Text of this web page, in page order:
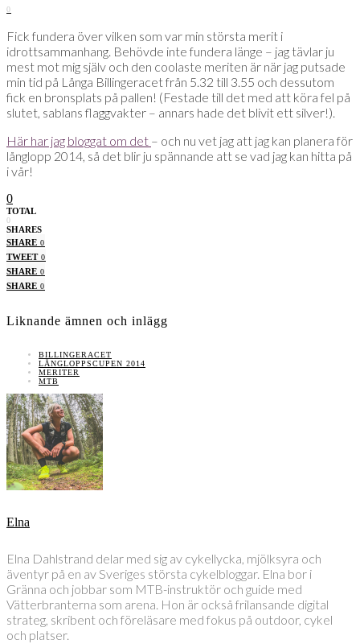
0
Fick fundera över vilken som var min största merit i
idrottsammanhang. Behövde inte fundera länge – jag tävlar ju
mest mot mig själv och den coolaste meriten är när jag putsade
min tid på Långa Billingeracet från 5.32 till 3.55 och dessutom
fick en bronsplats på pallen! (Festade till det med att köra fel på
slutet, sablans flaggvakter – annars hade det blivit ett silver!).
Här har jag bloggat om det – och nu vet jag att jag kan planera för
långlopp 2014, så det blir ju spännande att se vad jag kan hitta på
i vår!
0
TOTAL
0
SHARES
SHARE 0
TWEET 0
SHARE 0
SHARE 0
Liknande ämnen och inlägg
BILLINGERACET
LÅNGLOPPSCUPEN 2014
MERITER
MTB
Elna
Elna Dahlstrand delar med sig av cykellycka, mjölksyra och
äventyr på en av Sveriges största cykelbloggar. Elna bor i
Gränna och jobbar som MTB-instruktör och guide med
Vätterbranterna som arena. Hon är också frilansande digital
strateg, skribent och föreläsare med fokus på outdoor, cykel
och platser.